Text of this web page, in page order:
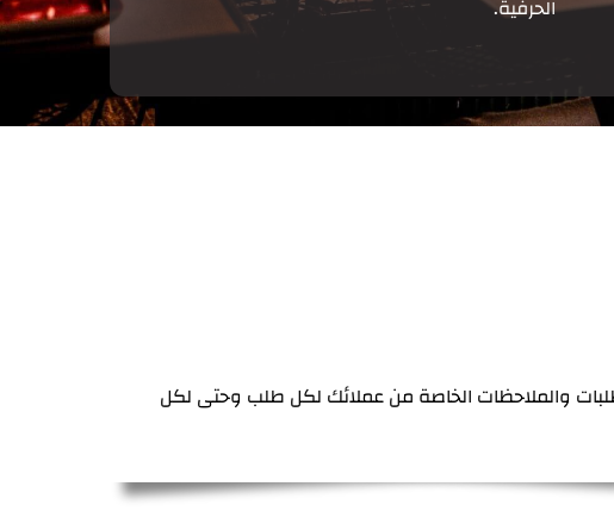
الحرفية.
والملاحظات الخاصة من عملائك لكل طلب وحتى لكل